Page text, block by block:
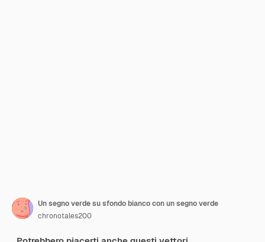
Un segno verde su sfondo bianco con un segno verde
chronotales200